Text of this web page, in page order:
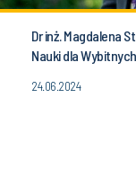
Dr inż. Magdalena
Nauki dla
24.06.2024